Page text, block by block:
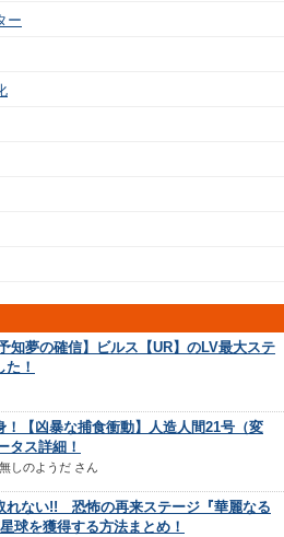
ー
知夢の確信】ビルス【UR】のLV最大ステ
！
！【凶暴な捕食衝動】人造人間21号（変
タス詳細！
しのようだ さん
れない!! 恐怖の再来ステージ『華麗なる
球を獲得する方法まとめ！